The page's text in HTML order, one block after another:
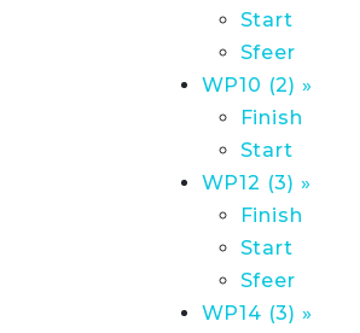
Start
Sfeer
WP10 (2) »
Finish
Start
WP12 (3) »
Finish
Start
Sfeer
WP14 (3) »